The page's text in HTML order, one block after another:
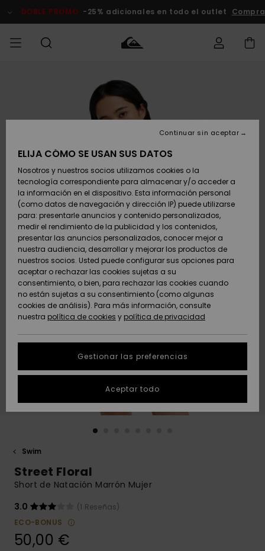
del
DOBLE PROMO -25% adicionales en todo el outlet Comprar
Ropa
Zapatos y
chanclas
Surf
Snow
Novedades
Destacados
Ropa
Zapatos y
chanclas
Surf
Snow
Novedades
Destacados
Shop
Destacados
Snow
SURF
Surf Shop
Hombre
Highlights
Comunidad
SNOW
Tienda
Snow
Hombre
Snow Niños
Tienda
Snow Mujer
Destacados
Comunidad
DOBLE
PROMO
Outlet
Hombre
Outlet
Mujer
AYUDA &
CONTACTO
Accede a tu
pedido
Envio
Devoluciones
Pago
Tarjeta de
regalo
Quiksilver
Freedom
Protección de
datos
personales
Inicia una
conversación
la respuesta
respuestas a
las preguntas
SOSTENIBILIDAD
Swim
Street Floral
Short de Natación Marrón Mujer
3.0
(1 Reseñas)
ECO-BONUS
50,00 €
ELIJA CÓMO SE USAN SUS DATOS
Nosotros y nuestros socios utilizamos cookies o la
tecnología correspondiente para almacenar y/o acceder a
la información en el dispositivo. Esta información personal
(como datos de navegación y dirección IP) puede utilizarse
para: presentarle anuncios y contenido personalizados,
medir el rendimiento de la publicidad y los contenidos,
presentar las anuncios personalizados, conocer mejor a
nuestra audiencia, desarrollar y mejorar los productos de
nuestros socios. Usted puede configurar sus opciones para
aceptar o rechazar las cookies sujetas a su
consentimiento, o bien, para rechazar las cookies cuando
no están sujetas a su consentimiento (como algunas
cookies de análisis). Para más información, consulte
nuestra política de cookies y política de privacidad
Gestionar las preferencias
Continuar sin aceptar
Aceptar todo